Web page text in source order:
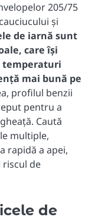
205/75
și
de iarnă sunt
care își
temperaturi
mai bună pe
profilul benzii
pentru a
Caută
multiple,
rapidă a apei,
riscul de
de